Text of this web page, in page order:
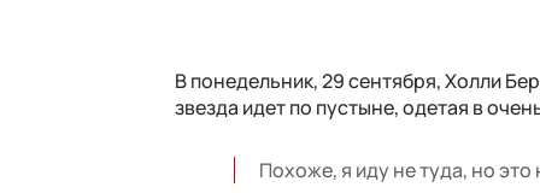
В понедельник, 29 сентября, Холли
звезда идет по пустыне, одетая в
Похоже, я иду не туда, но